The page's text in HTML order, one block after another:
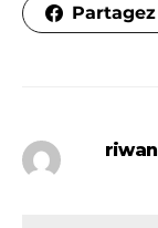
Partagez
riwan